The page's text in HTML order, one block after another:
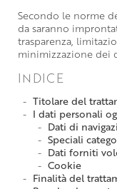
Secondo le norme
da saranno
trasparenza,
minimizzazione dei
INDICE
Titolare del
I dati personali
Dati di
Speciali
Dati forniti
Cookie
Finalità del